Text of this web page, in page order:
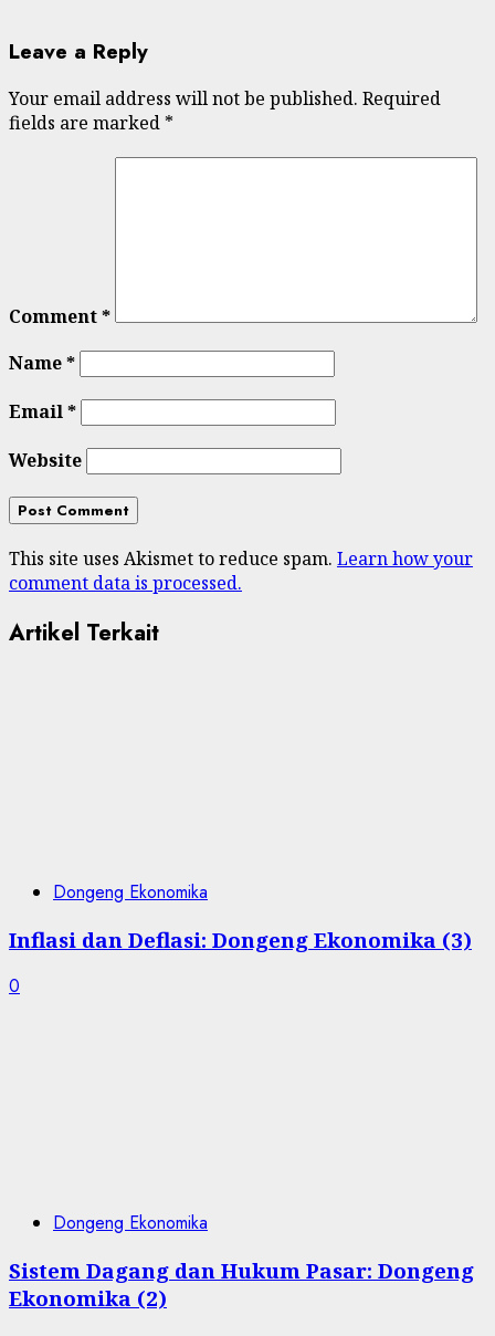
Leave a Reply
Your email address will not be published. Required
fields are marked *
Comment*
Name*
Email*
Website
This site uses Akismet to reduce spam. Learn how your
comment data is processed.
Artikel Terkait
Dongeng Ekonomika
Inflasi dan Deflasi: Dongeng Ekonomika (3)
0
Dongeng Ekonomika
Sistem Dagang dan Hukum Pasar: Dongeng
Ekonomika (2)